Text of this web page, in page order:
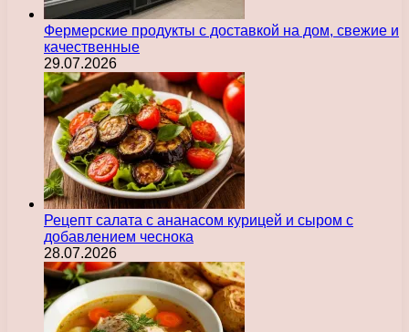
Фермерские продукты с доставкой на дом, свежие и
качественные
29.07.2026
Рецепт салата с ананасом курицей и сыром с
добавлением чеснока
28.07.2026